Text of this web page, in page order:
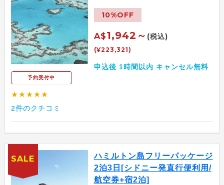
予約受付中
★★★★★
2件のクチコミ
10%OFF
A$1,942～ (税込)
(¥223,321)
申込後 1時間以内 キャンセル無料
ハミルトン島フリーパッケージ
2泊3日[シドニー発直行便利用/
航空券+宿2泊]
SALE